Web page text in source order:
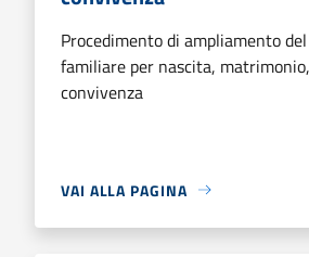
Procedimento di ampliamento
familiare per nascita,
convivenza
VAI ALLA PAGINA